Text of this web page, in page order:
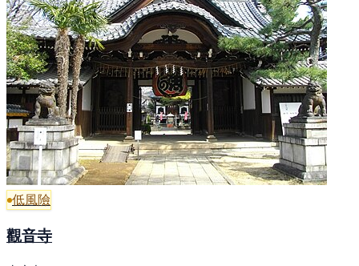
低風險
觀音寺